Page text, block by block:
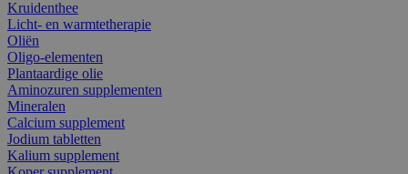
Kruidenthee
Licht- en warmtetherapie
Oliën
Oligo-elementen
Plantaardige olie
Aminozuren supplementen
Mineralen
Calcium supplement
Jodium tabletten
Kalium supplement